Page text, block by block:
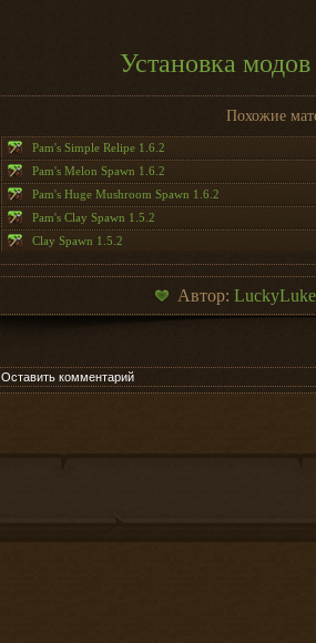
Установка
Похожие
Pam's Simple Relipe 1.6.2
Pam's Melon Spawn 1.6.2
Pam's Huge Mushroom Spawn 1.6.2
Pam's Clay Spawn 1.5.2
Clay Spawn 1.5.2
Автор: LuckyLuke
Оставить комментарий